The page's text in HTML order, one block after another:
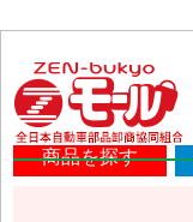
商品を探す